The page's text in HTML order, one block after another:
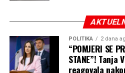
izuzetaka koje američko pravo
istovremeno pooštri mjere
porođaja”.
Axios navodi da se očekuju
POLITIKA 2 dana
“POMJERI SE
STANE”! Tanja
reagovala